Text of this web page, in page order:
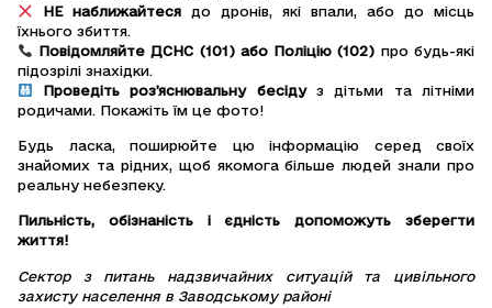
НЕ наближайтесядо дронів, які впали, або до місць
їхнього збиття.
Повідомляйте ДСНС (101) або Поліцію (102) про будь-які
підозрілі знахідки.
Проведіть роз’яснювальну бесідуз дітьми та літніми
родичами. Покажіть їм це фото!
Будь ласка, поширюйте цю інформацію серед своїх
знайомих та рідних, щоб якомога більше людей знали про
реальну небезпеку.
Пильність, обізнаність і єдність допоможуть зберегти
життя!
Сектор з питань надзвичайних ситуацій та цивільного
захисту населення в Заводському районі